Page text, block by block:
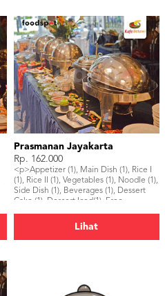
Prasmanan Jayakarta
Rp. 162.000
<p>Appetizer (1), Main Dish (1), Rice I
(1), Rice II (1), Vegetables (1), Noodle (1),
Side Dish (1), Beverages (1), Dessert
Cake (1), Dessert Iced(1), Free
Lihat